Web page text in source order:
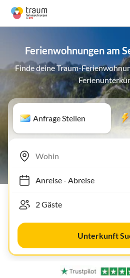
Ferienwohnungen am
Finde deine Traum-
Anfrage Stellen
Anreise- Abreise
Unterkunft